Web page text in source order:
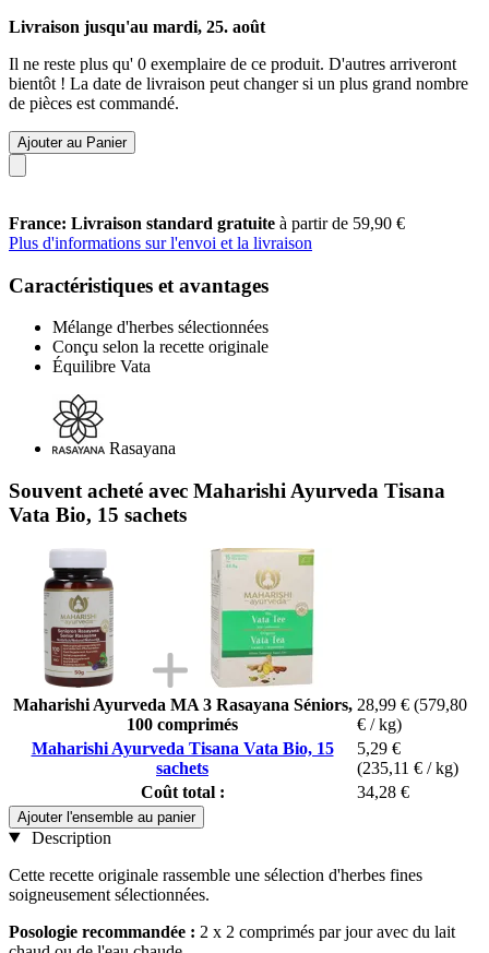
Livraison jusqu'au mardi, 25. août
Il ne reste plus qu' 0 exemplaire de ce produit. D'autres arriveront
bientôt ! La date de livraison peut changer si un plus grand nombre
de pièces est commandé.
Ajouter au Panier
France: Livraison standard gratuite à partir de 59,90 €
Plus d'informations sur l'envoi et la livraison
Caractéristiques et avantages
Mélange d'herbes sélectionnées
Conçu selon la recette originale
Équilibre Vata
Rasayana
Souvent acheté avec Maharishi Ayurveda Tisana
Vata Bio, 15 sachets
Maharishi Ayurveda MA 3 Rasayana Séniors,
100 comprimés
28,99 € (579,80
€ / kg)
Maharishi Ayurveda Tisana Vata Bio, 15
sachets
5,29 €
(235,11 € / kg)
Coût total :
34,28 €
Ajouter l'ensemble au panier
Description
Cette recette originale rassemble une sélection d'herbes fines
soigneusement sélectionnées.
Posologie recommandée : 2 x 2 comprimés par jour avec du lait